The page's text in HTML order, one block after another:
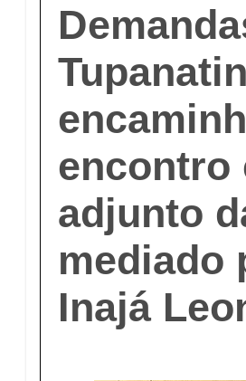
encontro
adjunto
mediado
Inajá